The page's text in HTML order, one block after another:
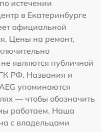
истечении
в Екатеринбурге
официальной
Цены на ремонт,
являются публичной
РФ. Названия и
упоминаются
— чтобы обозначить
работаем. Наша
с владельцами